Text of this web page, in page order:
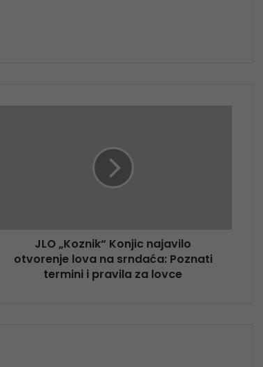
JLO „Koznik“ Konjic najavilo
otvorenje lova na srndaća: Poznati
termini i pravila za lovce